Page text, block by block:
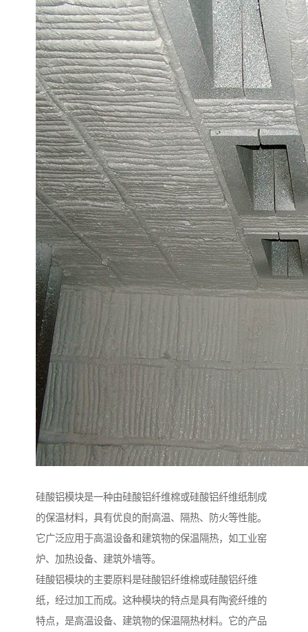
硅酸铝模块是一种由硅酸铝纤维棉或硅酸铝纤维纸制成
的保温材料，具有优良的耐高温、隔热、防火等性能。
它广泛应用于高温设备和建筑物的保温隔热，如工业窑
炉、加热设备、建筑外墙等。
硅酸铝模块的主要原料是硅酸铝纤维棉或硅酸铝纤维
纸，经过加工而成。这种模块的特点是具有陶瓷纤维的
特点，是高温设备、建筑物的保温隔热材料。它的产品